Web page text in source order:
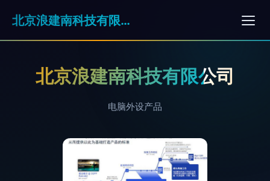
北京浪建南科技有限公司
北京浪建南科技有限公司
电脑外设产品